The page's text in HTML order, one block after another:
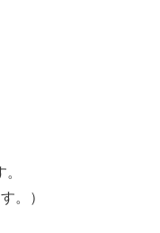
。）